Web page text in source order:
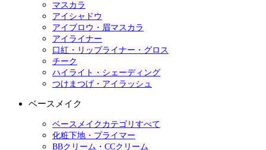
マスカラ
アイシャドウ
アイブロウ・眉マスカラ
アイライナー
口紅・リップライナー・グロス
チーク
ハイライト・シェーディング
つけまつげ・アイラッシュ
ベースメイク
ベースメイクカテゴリすべて
化粧下地・プライマー
BBクリーム・CCクリーム